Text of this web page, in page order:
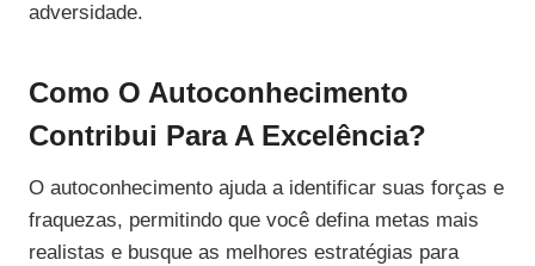
adversidade.
Como O Autoconhecimento
Contribui Para A Excelência?
O autoconhecimento ajuda a identificar suas forças e
fraquezas, permitindo que você defina metas mais
realistas e busque as melhores estratégias para